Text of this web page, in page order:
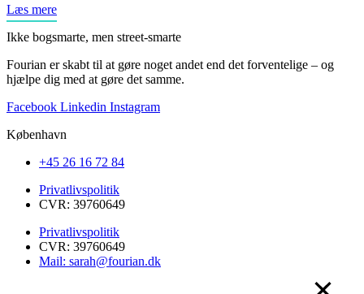
Læs mere
Ikke bogsmarte, men street-smarte
Fourian er skabt til at gøre noget andet end det forventelige – og
hjælpe dig med at gøre det samme.
Facebook Linkedin Instagram
København
+45 26 16 72 84
Privatlivspolitik
CVR: 39760649
Privatlivspolitik
CVR: 39760649
Mail: sarah@fourian.dk